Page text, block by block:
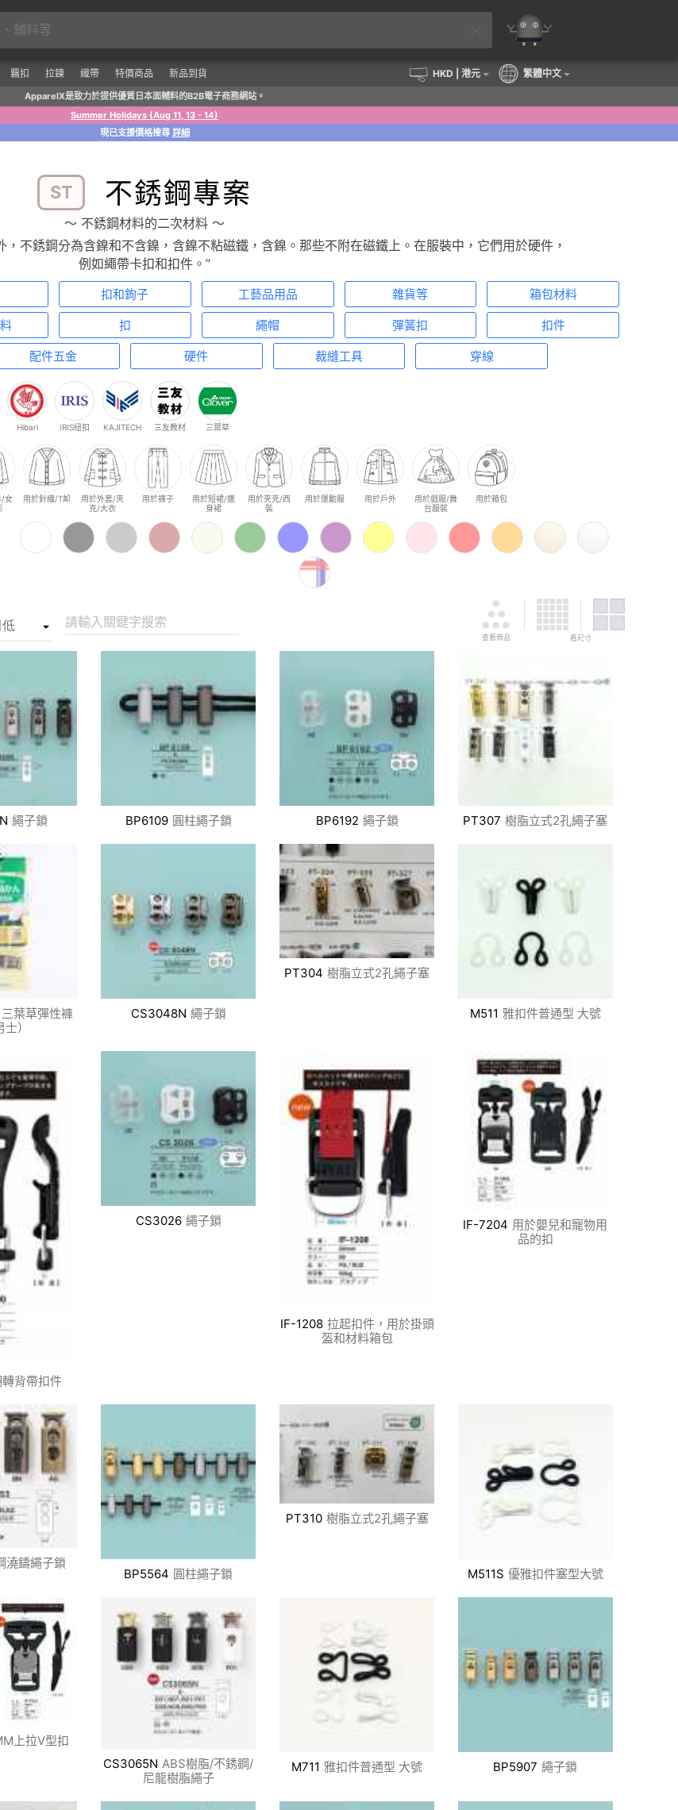
羈扣 拉鍊 織帶 特價商品 新品到貨 HKD | 港元 繁體中文
ApparelX是致力於提供優質日本面輔料的B2B電子商務網站。
Summer Holidays (Aug 11, 13 - 14)
現已支援價格搜尋 詳細
ST 不銹鋼專案
〜 不銹鋼材料的二次材料 〜
不銹鋼分為含鎳和不含鎳，含鎳不粘磁鐵，含鎳。那些不附在磁鐵上。在服裝中，它們用於硬件，
例如繩帶卡扣和扣件。”
扣和鉤子 工藝品用品 雜貨等 箱包材料
扣 繩帽 彈簧扣 扣件
配件五金 硬件 裁縫工具 穿線
Hibari IRIS紐扣 KAJITECH 三友教材 三葉草
/女
用於針織/T卹
用於外套/夾
克/大衣
用於褲子
用於短裙/連
身裙
用於夾克/西
裝
用於運動服 用於戶外
用於戲服/舞
台服裝
用於箱包
請輸入關鍵字搜索
查看商品 看尺寸
繩子鎖 BP6109 圓柱繩子鎖 BP6192 繩子鎖 PT307 樹脂立式2孔繩子塞
三葉草彈性褲
）
CS3048N 繩子鎖
PT304 樹脂立式2孔繩子塞
M511 雅扣件普通型 大號
轉背帶扣件
CS3026 繩子鎖
IF-1208 拉起扣件，用於掛頭
盔和材料箱包
IF-7204 用於嬰兒和寵物用
品的扣
澆鑄繩子鎖
BP5564 圓柱繩子鎖
PT310 樹脂立式2孔繩子塞
M511S 優雅扣件塞型大號
上拉V型扣
CS3065N ABS樹脂/不銹鋼/
尼龍樹脂繩子
M711 雅扣件普通型 大號 BP5907 繩子鎖